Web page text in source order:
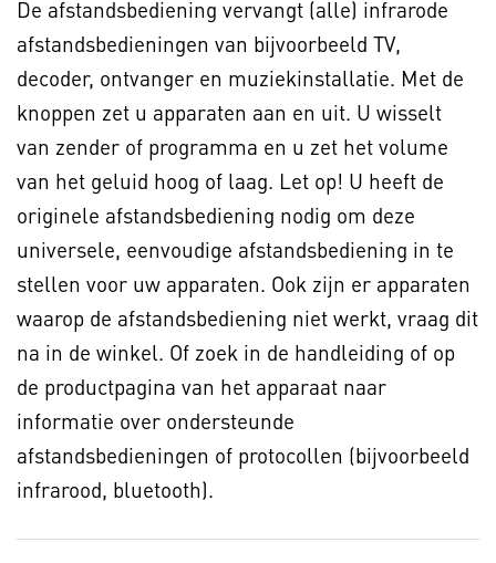
De afstandsbediening vervangt (alle) infrarode
afstandsbedieningen van bijvoorbeeld TV,
decoder, ontvanger en muziekinstallatie. Met de
knoppen zet u apparaten aan en uit. U wisselt
van zender of programma en u zet het volume
van het geluid hoog of laag. Let op! U heeft de
originele afstandsbediening nodig om deze
universele, eenvoudige afstandsbediening in te
stellen voor uw apparaten. Ook zijn er apparaten
waarop de afstandsbediening niet werkt, vraag dit
na in de winkel. Of zoek in de handleiding of op
de productpagina van het apparaat naar
informatie over ondersteunde
afstandsbedieningen of protocollen (bijvoorbeeld
infrarood, bluetooth).